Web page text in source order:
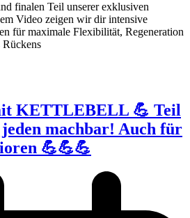
finalen Teil unserer exklusiven
Video zeigen wir dir intensive
für maximale Flexibilität, Regeneration
Rückens
KETTLEBELL 💪 Teil
machbar! Auch für
💪💪💪